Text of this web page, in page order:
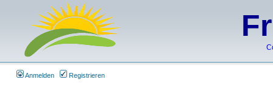
Anmelden Registrieren